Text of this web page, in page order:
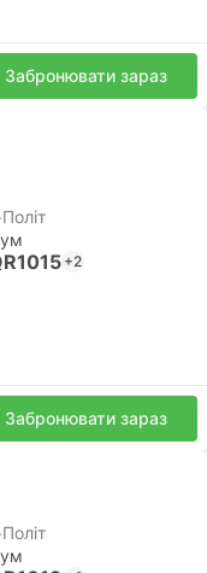
Забронювати зараз
+2
Забронювати зараз